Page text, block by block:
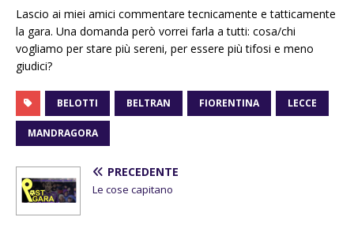
Lascio ai miei amici commentare tecnicamente e tatticamente
la gara. Una domanda però vorrei farla a tutti: cosa/chi
vogliamo per stare più sereni, per essere più tifosi e meno
giudici?
BELOTTI BELTRAN FIORENTINA LECCE
MANDRAGORA
PRECEDENTE
Le cose capitano